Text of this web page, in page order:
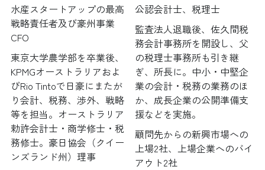
水産スタートアップの最高
戦略責任者及び豪州事業
CFO
東京大学農学部を卒業後、
KPMGオーストラリアおよ
びRio Tintoで日豪にまたが
り会計、税務、渉外、戦略
等を担当。オーストラリア
勅許会計士・商学修士・税
務修士。豪日協会（クイー
ンズランド州）理事
公認会計士、税理士
監査法人退職後、佐久間税
務会計事務所を開設し、父
の税理士事務所も引き継
ぎ、所長に。中小・中堅企
業の会計・税務の業務のほ
か、成長企業の公開準備支
援などを実施。
顧問先からの新興市場への
上場2社、上場企業へのバイ
アウト2社